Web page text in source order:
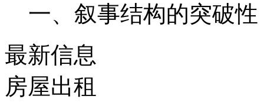
一、叙事结构的突破性
最新信息
房屋出租